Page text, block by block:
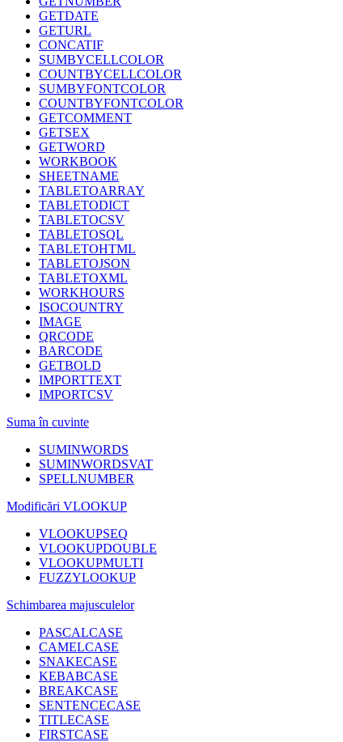
GETDATE
GETURL
CONCATIF
SUMBYCELLCOLOR
COUNTBYCELLCOLOR
SUMBYFONTCOLOR
COUNTBYFONTCOLOR
GETCOMMENT
GETSEX
GETWORD
WORKBOOK
SHEETNAME
TABLETOARRAY
TABLETODICT
TABLETOCSV
TABLETOSQL
TABLETOHTML
TABLETOJSON
TABLETOXML
WORKHOURS
ISOCOUNTRY
IMAGE
QRCODE
BARCODE
GETBOLD
IMPORTTEXT
IMPORTCSV
Suma în cuvinte
SUMINWORDS
SUMINWORDSVAT
SPELLNUMBER
Modificări VLOOKUP
VLOOKUPSEQ
VLOOKUPDOUBLE
VLOOKUPMULTI
FUZZYLOOKUP
Schimbarea majusculelor
PASCALCASE
CAMELCASE
SNAKECASE
KEBABCASE
BREAKCASE
SENTENCECASE
TITLECASE
FIRSTCASE